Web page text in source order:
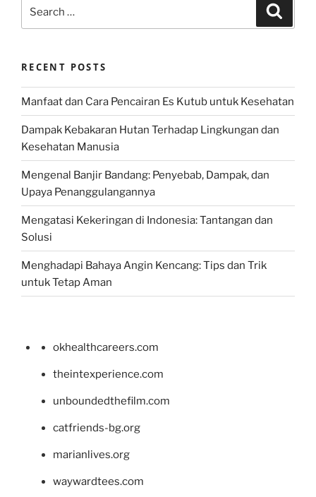
RECENT POSTS
Manfaat dan Cara Pencairan Es Kutub untuk Kesehatan
Dampak Kebakaran Hutan Terhadap Lingkungan dan
Kesehatan Manusia
Mengenal Banjir Bandang: Penyebab, Dampak, dan
Upaya Penanggulangannya
Mengatasi Kekeringan di Indonesia: Tantangan dan
Solusi
Menghadapi Bahaya Angin Kencang: Tips dan Trik
untuk Tetap Aman
okhealthcareers.com
theintexperience.com
unboundedthefilm.com
catfriends-bg.org
marianlives.org
waywardtees.com